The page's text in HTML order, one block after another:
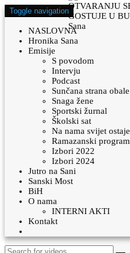
Toggle navigation
NASLOVNA
Hronika Sana
Emisije
S povodom
Intervju
Podcast
Sunčana strana obale
Snaga žene
Sportski žurnal
Školski sat
Na nama svijet ostaje
Ramazanski program
Izbori 2022
Izbori 2024
Jutro na Sani
Sanski Most
BiH
O nama
INTERNI AKTI
Kontakt